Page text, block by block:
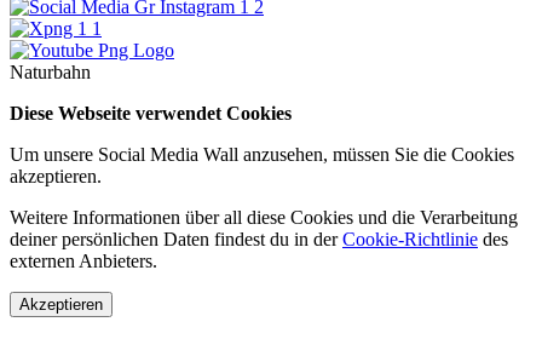
Naturbahn
Diese Webseite verwendet Cookies
Um unsere Social Media Wall anzusehen, müssen Sie die Cookies
akzeptieren.
Weitere Informationen über all diese Cookies und die Verarbeitung
deiner persönlichen Daten findest du in derCookie-Richtlinie des
externen Anbieters.
Akzeptieren